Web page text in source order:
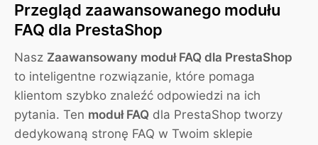
Przegląd zaawansowanego modułu
FAQ dla PrestaShop
Nasz Zaawansowany moduł FAQ dla PrestaShop
to inteligentne rozwiązanie, które pomaga
klientom szybko znaleźć odpowiedzi na ich
pytania. Ten moduł FAQ dla PrestaShop tworzy
dedykowaną stronę FAQ w Twoim sklepie